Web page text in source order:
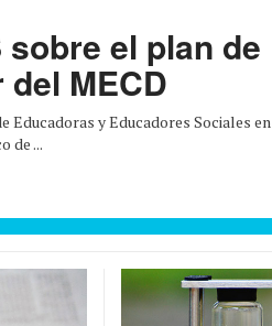
sobre el plan de
MECD
Educadoras y Educadores Sociales en
de ...